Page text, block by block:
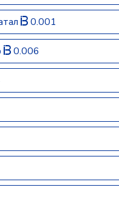
0.001
0.006